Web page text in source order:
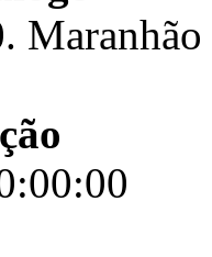
Maranhão